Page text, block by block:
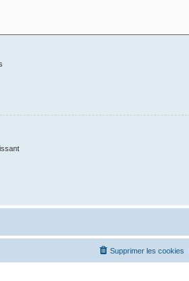
Supprimer les cookies